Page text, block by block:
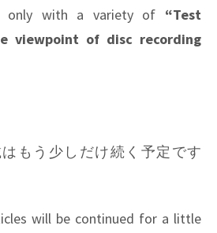
only with a variety of “Test
viewpoint of disc recording
もう少しだけ続く予定です
will be continued for a little